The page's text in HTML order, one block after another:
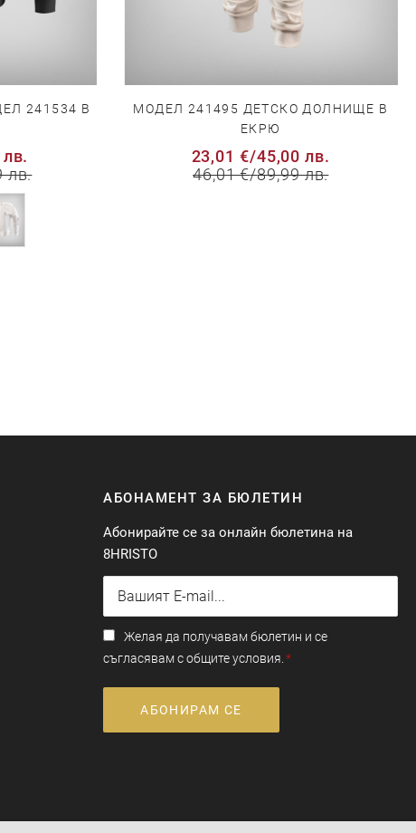
241534 В
лв.
МОДЕЛ 241495 ДЕТСКО ДОЛНИЩЕ В
ЕКРЮ
23,01 €/45,00 лв.
46,01 €/89,99 лв.
АБОНАМЕНТ ЗА БЮЛЕТИН
Абонирайте се за онлайн бюлетина на
8HRISTO
Желая да получавам бюлетин и се
съгласявам с общите условия.
АБОНИРАМ СЕ